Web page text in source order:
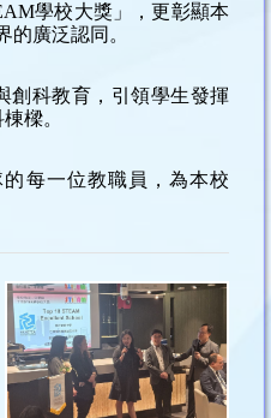
學校大獎」，更彰顯本
的廣泛認同。
創科教育，引領學生發揮
樑。
每一位教職員，為本校